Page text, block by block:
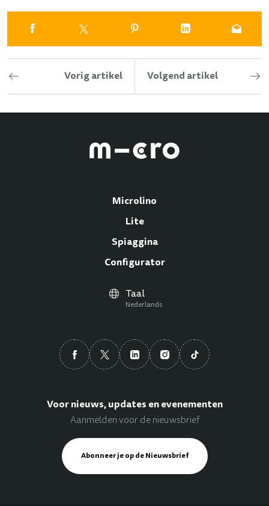
Vorig artikel Volgend artikel
Microlino
Lite
Spiaggina
Configurator
Taal
Nederlands
Voor nieuws, updates en evenementen
Aanmelden voor de nieuwsbrief
Abonneer je op de Nieuwsbrief